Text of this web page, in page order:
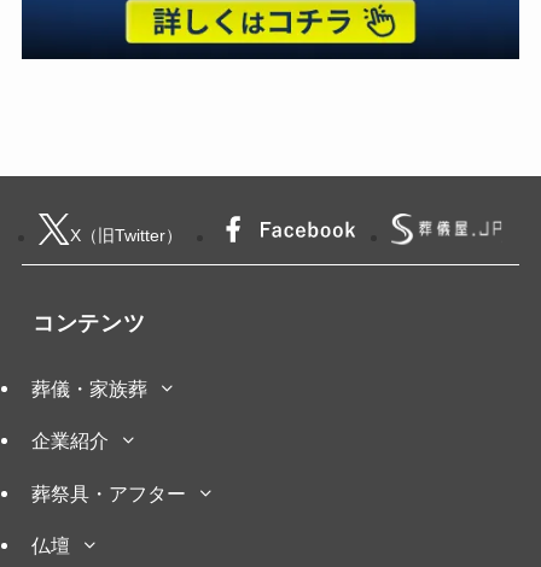
X（旧Twitter）
コンテンツ
葬儀・家族葬
企業紹介
葬祭具・アフター
仏壇